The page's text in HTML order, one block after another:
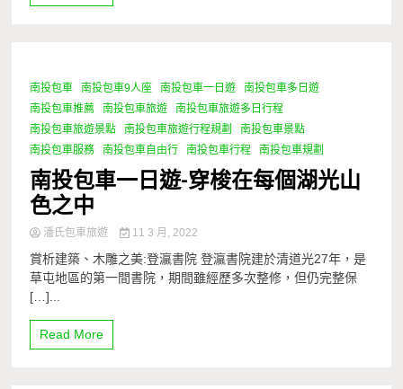
1 Minute
南投包車 南投包車9人座 南投包車一日遊
南投包車多日遊
南投包車推薦
南投包車旅遊
南投包車旅遊多日行程
南投包車旅遊景點
南投包車旅遊行程規劃
南投包車景點
南投包車服務
南投包車自由行 南投包車行程 南投包車規劃
南投包車一日遊-穿梭在每個湖光山
色之中
潘氏包車旅遊 11 3 月, 2022
賞析建築、木雕之美:登瀛書院 登瀛書院建於清道光27年，是
草屯地區的第一間書院，期間雖經歷多次整修，但仍完整保
[…]...
Read More